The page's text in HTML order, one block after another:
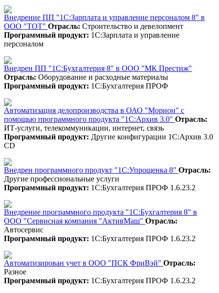
Внедрение ПП "1С:Зарплата и управление персоналом 8" в
ООО "ТОТ" Отрасль: Строительство и девелопмент
Программный продукт: 1С:Зарплата и управление
персоналом
Внедрен ПП "1С:Бухгалтерия 8" в ООО "МК Престиж"
Отрасль: Оборудование и расходные материалы
Программный продукт: 1С:Бухгалтерия ПРОФ
Автоматизация делопроизводства в ОАО "Морион" с
помощью программного продукта "1С:Архив 3.0" Отрасль:
ИТ-услуги, телекоммуникации, интернет, связь
Программный продукт: Другие конфигурации 1С:Архив 3.0
CD
Внедрен программного продукт "1С:Упрощенка 8" Отрасль:
Другие профессиональные услуги
Программный продукт: 1С:Бухгалтерия ПРОФ 1.6.23.2
Внедрение программного продукта "1С:Бухгалтерия 8" в
ООО "Сервисная компания "АктивМаш" Отрасль:
Автосервис
Программный продукт: 1С:Бухгалтерия ПРОФ 1.6.23.2
Автоматизирован учет в ООО "ПСК ФриВэй" Отрасль:
Разное
Программный продукт: 1С:Бухгалтерия ПРОФ 1.6.23.2